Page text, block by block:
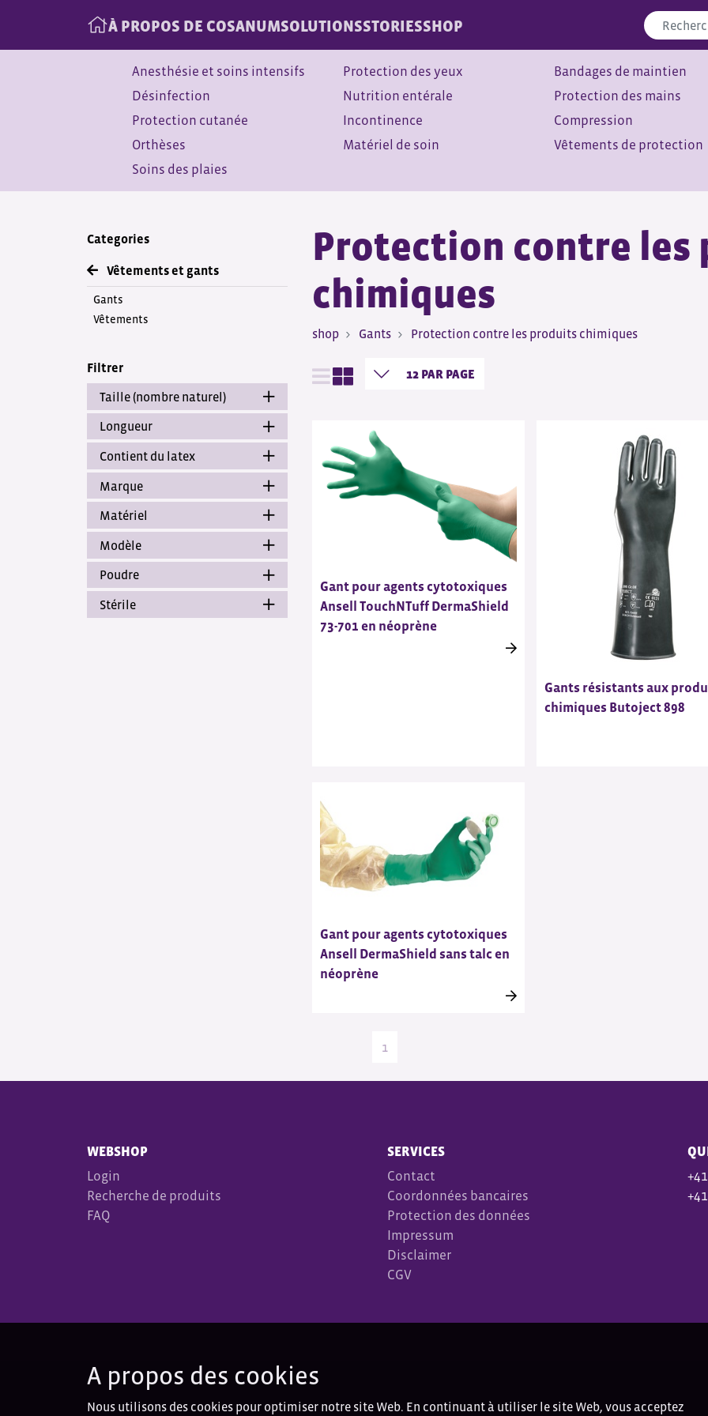
À PROPOS DE COSANUMSOLUTIONSSTORIESSHOP
Anesthésie et soins intensifs Protection des yeux
Bandages de maintien
Désinfection
Nutrition entérale
Protection des mains
Protection cutanée
Incontinence
Compression
Orthèses
Matériel de soin
Vêtements de protection
Soins des plaies
Categories
Vêtements et gants
Gants
Vêtements
Filtrer
Taille (nombre naturel)
Longueur
Contient du latex
Marque
Matériel
Modèle
Poudre
Stérile
Protection contre les
chimiques
shop Gants Protection contre les produits chimiques
Gant pour agents cytotoxiques
Ansell TouchNTuff DermaShield
73-701 en néoprène
Gants résistants aux
chimiques Butoject 898
Gant pour agents cytotoxiques
Ansell DermaShield sans talc en
néoprène
1
WEBSHOP
Login
Recherche de produits
FAQ
SERVICES
Contact
Coordonnées bancaires
Protection des données
Impressum
Disclaimer
CGV
A propos des cookies
Nous utilisons des cookies pour optimiser notre site Web. En continuant à utiliser le site Web, vous acceptez